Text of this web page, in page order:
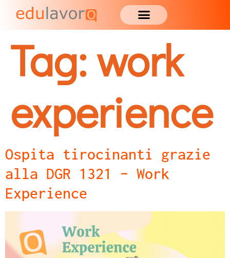
Tag:work
experience
Ospita tirocinanti grazie
alla DGR 1321 – Work
Experience